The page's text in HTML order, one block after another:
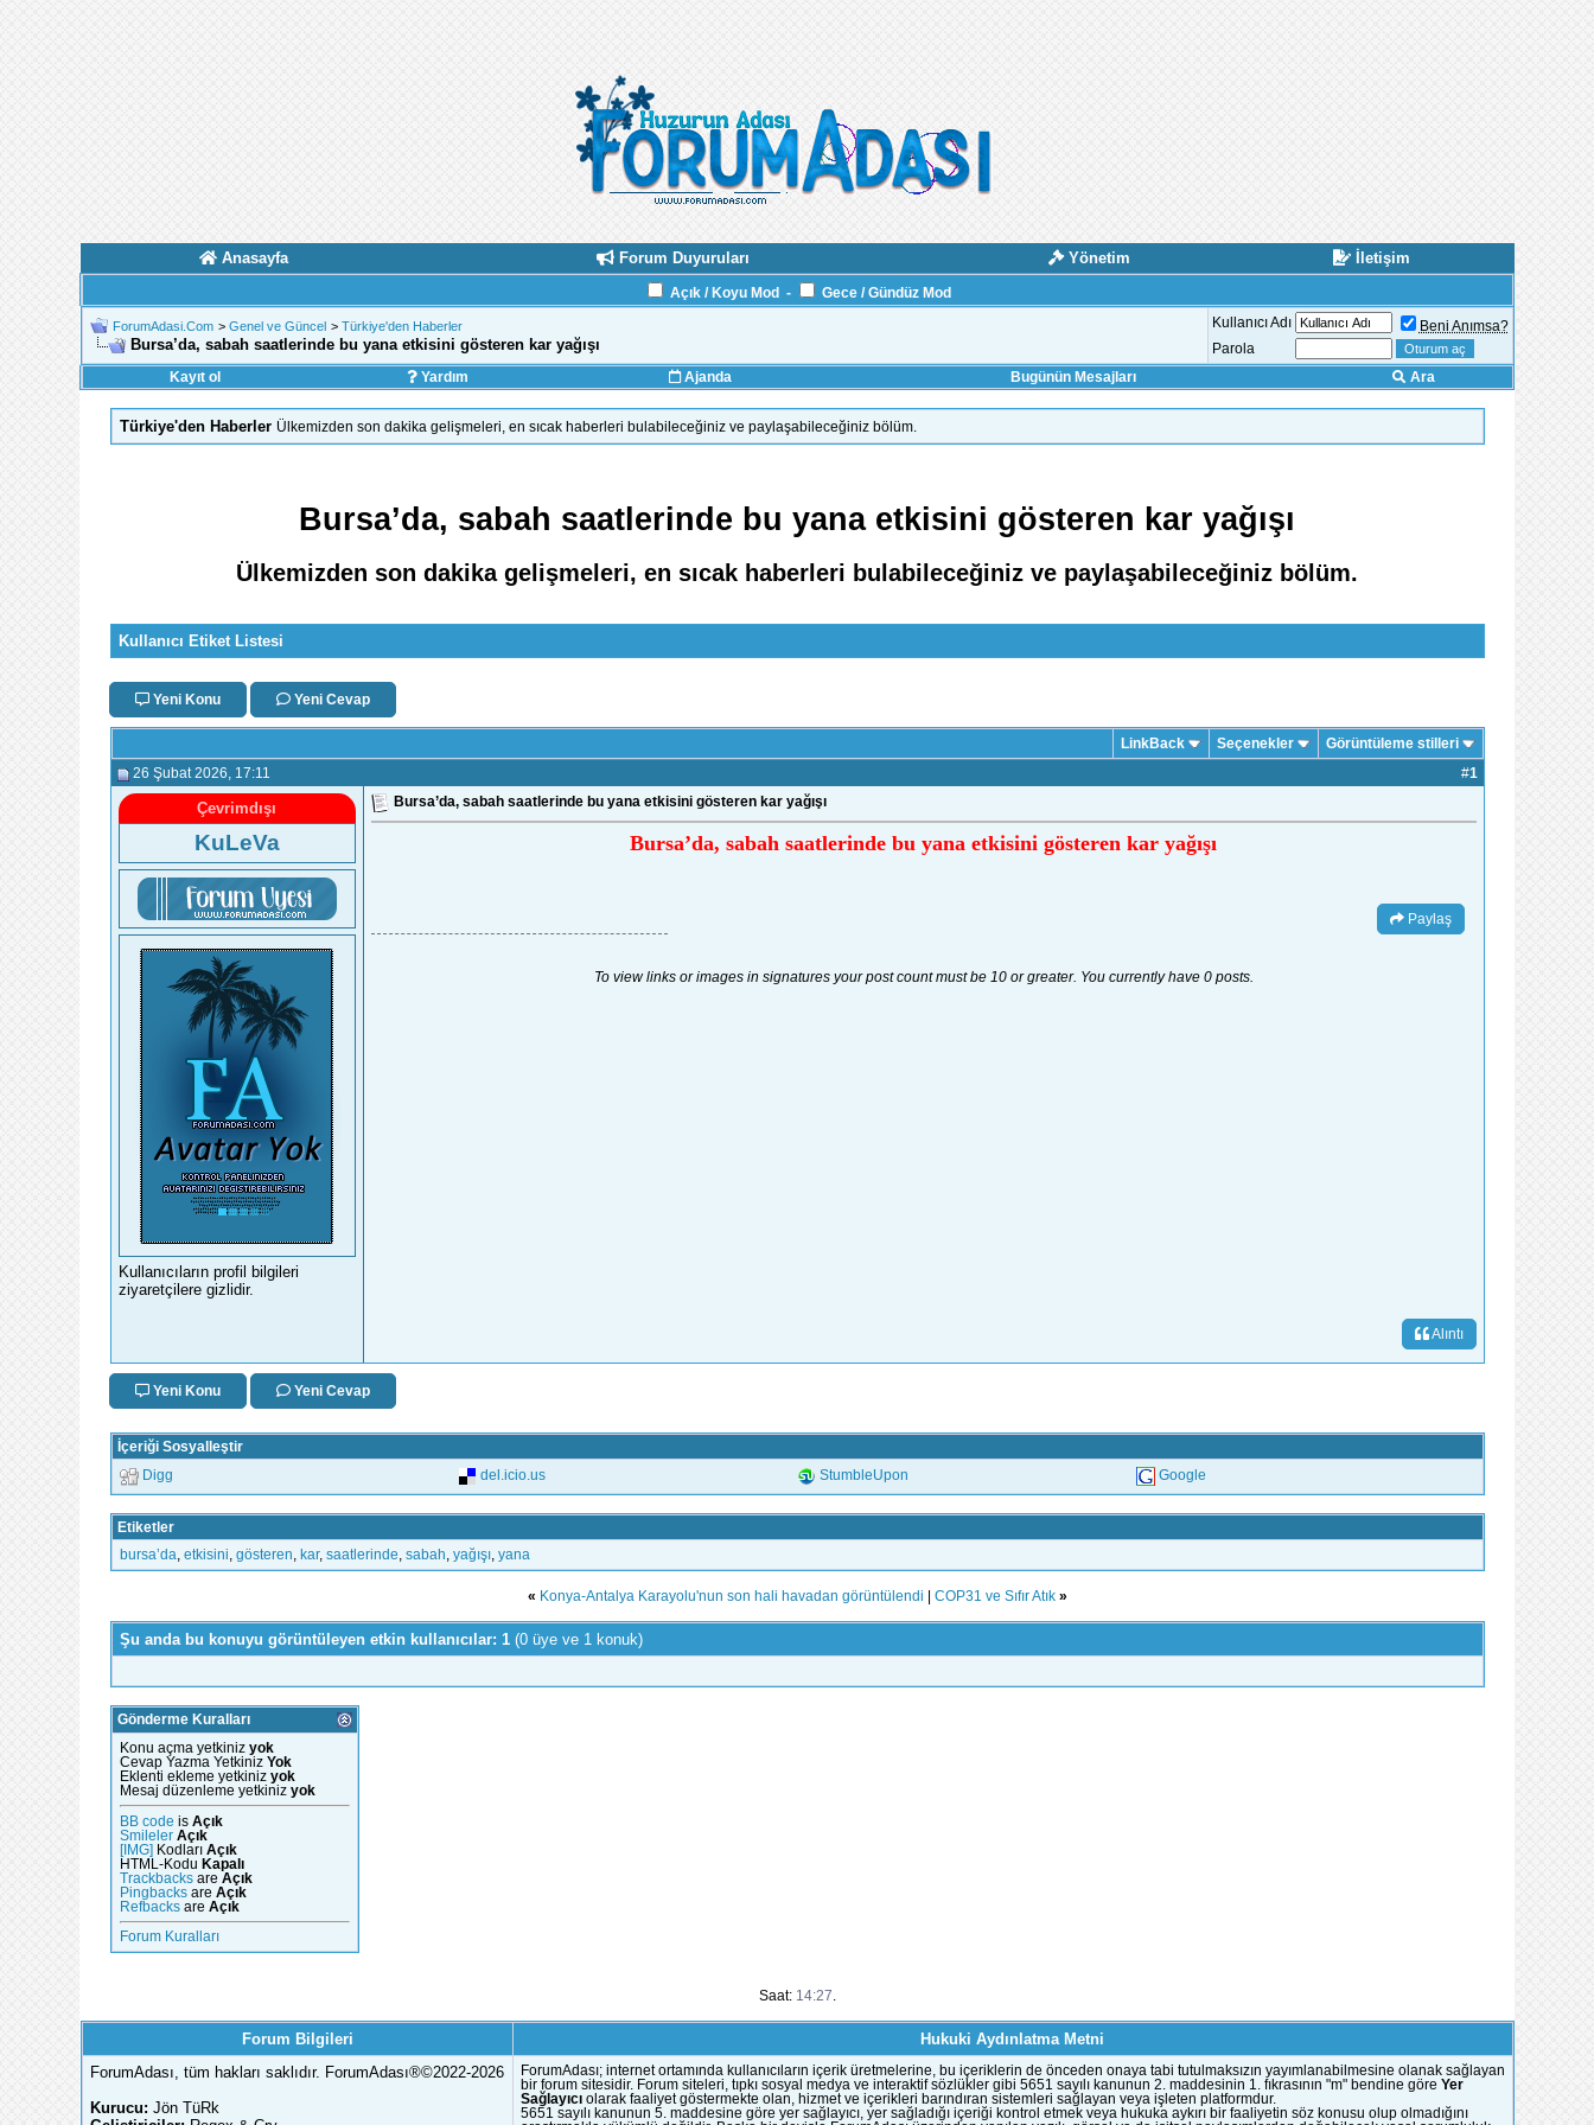
Anasayfa Forum Duyuruları Yönetim İletişim
Açık / Koyu Mod - Gece / Gündüz Mod
ForumAdasi.Com > Genel ve Güncel > Türkiye'den Haberler
Bursa’da, sabah saatlerinde bu yana etkisini gösteren kar yağışı
Kullanıcı Adı
Beni Anımsa?
Parola
Kayıt ol
Yardım Ajanda Bugünün Mesajları Ara
Türkiye'den Haberler Ülkemizden son dakika gelişmeleri, en sıcak haberleri bulabileceğiniz ve paylaşabileceğiniz bölüm.
Bursa’da, sabah saatlerinde bu yana etkisini gösteren kar yağışı
Ülkemizden son dakika gelişmeleri, en sıcak haberleri bulabileceğiniz ve paylaşabileceğiniz bölüm.
Kullanıcı Etiket Listesi
Yeni Konu Yeni Cevap
LinkBack Seçenekler Görüntüleme stilleri
26 Şubat 2026 , 17:11 #1
Çevrimdışı
KuLeVa
Kullanıcıların profil bilgileri
ziyaretçilere gizlidir.
Bursa’da, sabah saatlerinde bu yana etkisini gösteren kar yağışı
Bursa’da, sabah saatlerinde bu yana etkisini gösteren kar yağışı
Paylaş
To view links or images in signatures your post count must be 10 or greater. You currently have 0 posts.
Alıntı
Yeni Konu Yeni Cevap
İçeriği Sosyalleştir
Digg del.icio.us StumbleUpon Google
Etiketler
bursa’da etkisini gösteren kar, saatlerinde sabah yağışı, yana
« Konya-Antalya Karayolu'nun son hali havadan görüntülendi COP31 ve Sıfır Atık »
Şu anda bu konuyu görüntüleyen etkin kullanıcılar: 1 (0 üye ve 1 konuk)
Gönderme Kuralları
Konu açma yetkiniz yok
Cevap Yazma Yetkiniz Yok
Eklenti ekleme yetkiniz yok
Mesaj düzenleme yetkiniz yok
BB code is Açık
Smileler Açık
[IMG] Kodları Açık
HTML-Kodu Kapalı
Trackbacksare Açık
Pingbacksare Açık
Refbacksare Açık
Forum Kuralları
Saat: 14:27
Forum Bilgileri
Hukuki Aydınlatma Metni
ForumAdası, tüm hakları saklıdır. ForumAdası®©2022-2026
Kurucu: Jön TüRk
ForumAdası; internet ortamında kullanıcıların içerik üretmelerine, bu içeriklerin de önceden onaya tabi tutulmaksızın yayımlanabilmesine olanak sağlayan
bir forum sitesidir. Forum siteleri, tıpkı sosyal medya ve interaktif sözlükler gibi 5651 sayılı kanunun 2. maddesinin 1. fıkrasının "m" bendine göre Yer
Sağlayıcıolarak faaliyet göstermekte olan, hizmet ve içerikleri barındıran sistemleri sağlayan veya işleten platformdur.
5651 sayılı kanunun 5. maddesine göre yer sağlayıcı, yer sağladığı içeriği kontrol etmek veya hukuka aykırı bir faaliyetin söz konusu olup olmadığını